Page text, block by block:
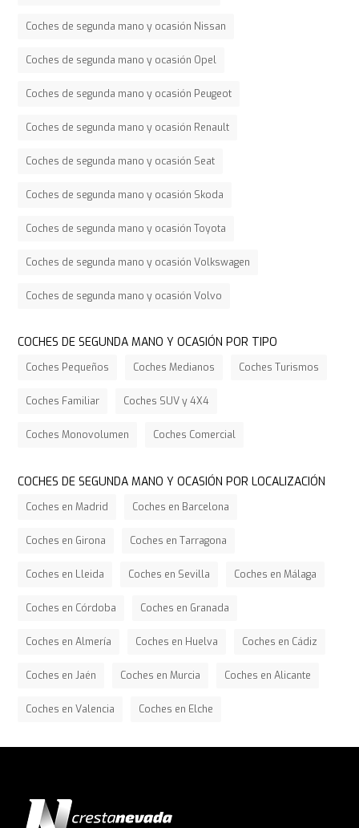
Coches de segunda mano y ocasión Nissan
Coches de segunda mano y ocasión Opel
Coches de segunda mano y ocasión Peugeot
Coches de segunda mano y ocasión Renault
Coches de segunda mano y ocasión Seat
Coches de segunda mano y ocasión Skoda
Coches de segunda mano y ocasión Toyota
Coches de segunda mano y ocasión Volkswagen
Coches de segunda mano y ocasión Volvo
COCHES DE SEGUNDA MANO Y OCASIÓN POR TIPO
Coches Pequeños Coches Medianos Coches Turismos
Coches Familiar Coches SUV y 4X4
Coches Monovolumen Coches Comercial
COCHES DE SEGUNDA MANO Y OCASIÓN POR LOCALIZACIÓN
Coches en Madrid Coches en Barcelona
Coches en Girona Coches en Tarragona
Coches en Lleida Coches en Sevilla Coches en Málaga
Coches en Córdoba Coches en Granada
Coches en Almería Coches en Huelva Coches en Cádiz
Coches en Jaén Coches en Murcia Coches en Alicante
Coches en Valencia Coches en Elche